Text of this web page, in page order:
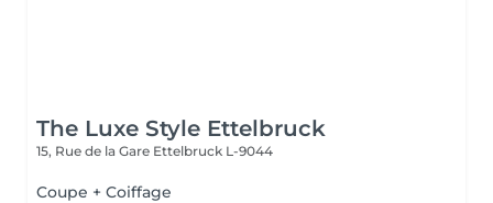
The Luxe Style Ettelbruck
15, Rue de la Gare Ettelbruck L-9044
Coupe + Coiffage